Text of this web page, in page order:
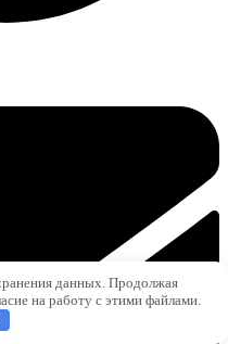
данных. Продолжая
на работу с этими файлами.